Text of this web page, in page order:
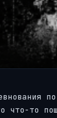
что-то